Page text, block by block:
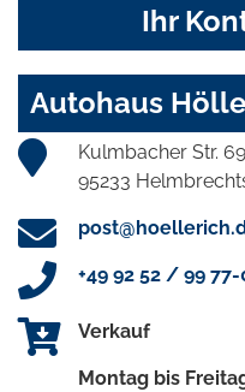
Ihr
Autohaus
Kulmbacher Str. 69
95233
+49 92 52 / 99 77-
Verkauf
Montag bis